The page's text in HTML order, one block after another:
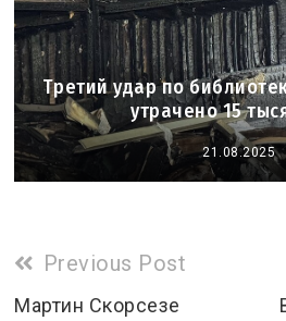
Третий удар по
утрачено 15
21.08.2025
Read
more
Previous Post
Мартин Скорсезе